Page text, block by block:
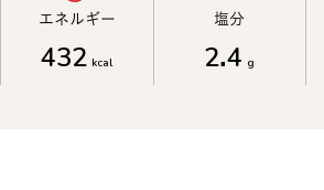
エネルギー​
432 kcal
塩分​
2.4 g